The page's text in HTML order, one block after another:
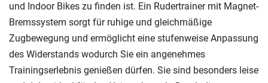
und Indoor Bikes zu finden ist. Ein Rudertrainer mit Magnet-
Bremssystem sorgt für ruhige und gleichmäßige
Zugbewegung und ermöglicht eine stufenweise Anpassung
des Widerstands wodurch Sie ein angenehmes
Trainingserlebnis genießen dürfen. Sie sind besonders leise